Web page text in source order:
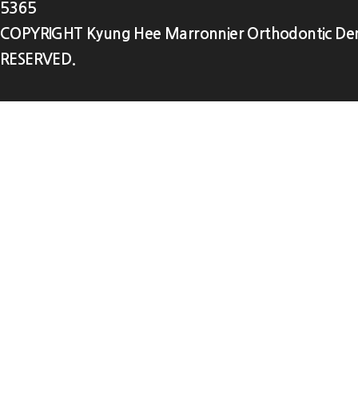
5365
COPYRIGHT Kyung Hee Marronnier Orthodontic
RESERVED.